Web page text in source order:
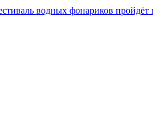
водных фонариков пройдёт